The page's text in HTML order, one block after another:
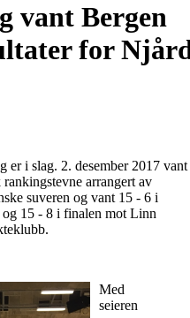
vant Bergen
for
er i slag. 2. desember 2017 vant
arrangert av
suveren og vant 15 - 6 i
15 - 8 i finalen mot Linn
Med
seieren